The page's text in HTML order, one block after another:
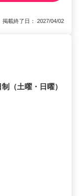
載終了日： 2027/04/02
（土曜・日曜）